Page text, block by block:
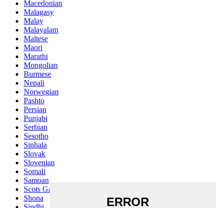
Macedonian
Malagasy
Malay
Malayalam
Maltese
Maori
Marathi
Mongolian
Burmese
Nepali
Norwegian
Pashto
Persian
Punjabi
Serbian
Sesotho
Sinhala
Slovak
Slovenian
Somali
Samoan
Scots Gaelic
Shona